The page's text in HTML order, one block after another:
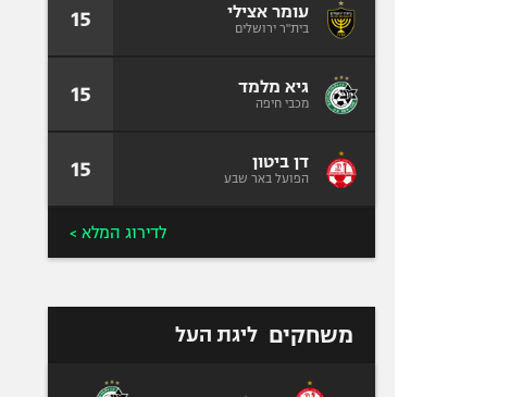
עומר אצילי
בית"ר ירושלים 15
גיא מלמד
מכבי חיפה 15
דן ביטון
הפועל באר שבע 15
לדירוג המלא >
משחקים ליגת העל